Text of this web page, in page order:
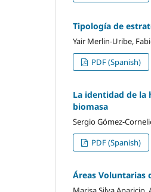
Tipología de
Yair Merlin-Uribe,
PDF (Spanish)
La identidad de la
biomasa
Sergio Gómez-
PDF (Spanish)
Áreas Voluntarias